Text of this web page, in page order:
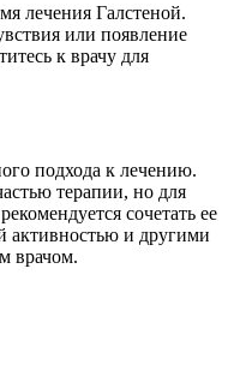
лечения Галстеной.
или появление
к врачу для
подхода к лечению.
терапии, но для
сочетать ее
активностью и другими
врачом.